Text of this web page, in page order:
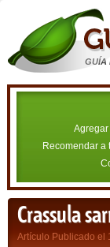
GUÍA
Recomendar a
Crassula
Artículo Publicado el